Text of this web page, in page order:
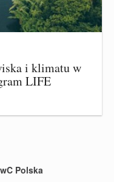
i klimatu w
LIFE
Polska